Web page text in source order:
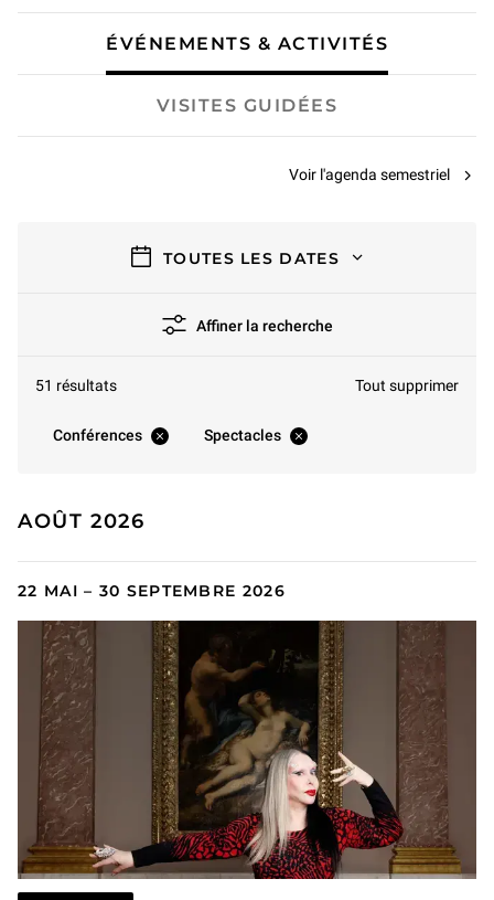
ÉVÉNEMENTS & ACTIVITÉS
VISITES GUIDÉES
Voir l'agenda semestriel
TOUTES LES DATES
Affiner la recherche
51 résultats Tout supprimer
Conférences Spectacles
AOÛT 2026
22 MAI – 30 SEPTEMBRE 2026